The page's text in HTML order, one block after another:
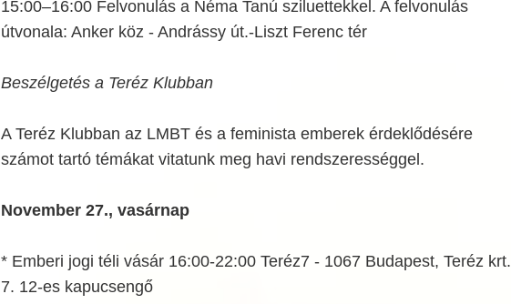
15:00–16:00 Felvonulás a Néma Tanú sziluettekkel. A felvonulás
útvonala: Anker köz - Andrássy út.-Liszt Ferenc tér
Beszélgetés a Teréz Klubban
A Teréz Klubban az LMBT és a feminista emberek érdeklődésére
számot tartó témákat vitatunk meg havi rendszerességgel.
November 27., vasárnap
* Emberi jogi téli vásár 16:00-22:00 Teréz7 - 1067 Budapest, Teréz krt.
7. 12-es kapucsengő